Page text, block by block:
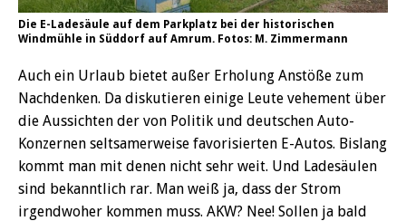
Die E-Ladesäule auf dem Parkplatz bei der historischen
Windmühle in Süddorf auf Amrum. Fotos: M. Zimmermann
Auch ein Urlaub bietet außer Erholung Anstöße zum
Nachdenken. Da diskutieren einige Leute vehement über
die Aussichten der von Politik und deutschen Auto-
Konzernen seltsamerweise favorisierten E-Autos. Bislang
kommt man mit denen nicht sehr weit. Und Ladesäulen
sind bekanntlich rar. Man weiß ja, dass der Strom
irgendwoher kommen muss. AKW? Nee! Sollen ja bald